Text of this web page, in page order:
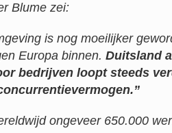
Blume zei:
is nog moeilijker
Europa binnen. Duitsland
bedrijven loopt steeds
ongeveer 650.000